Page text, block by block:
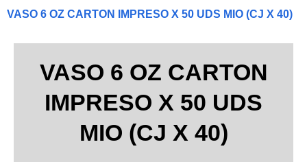
VASO 6 OZ CARTON IMPRESO X 50 UDS MIO (CJ X 40)
VASO 6 OZ CARTON
IMPRESO X 50 UDS
MIO (CJ X 40)